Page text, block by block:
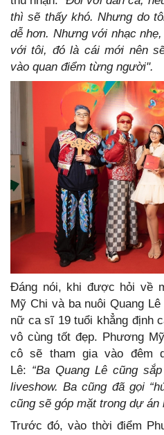
thì sẽ thấy khó. Nhưng do
dễ hơn. Nhưng với nhạc
với tôi, đó là cái mới nên
vào quan điểm từng người".
Đáng nói, khi được hỏi về
Mỹ Chi và ba nuôi Quang
nữ ca sĩ 19 tuổi khẳng định
vô cùng tốt đẹp. Phương
cô sẽ tham gia vào đêm
Lê: “Ba Quang Lê cũng
liveshow. Ba cũng đã gọi
cũng sẽ góp mặt trong dự án
Trước đó, vào thời điểm